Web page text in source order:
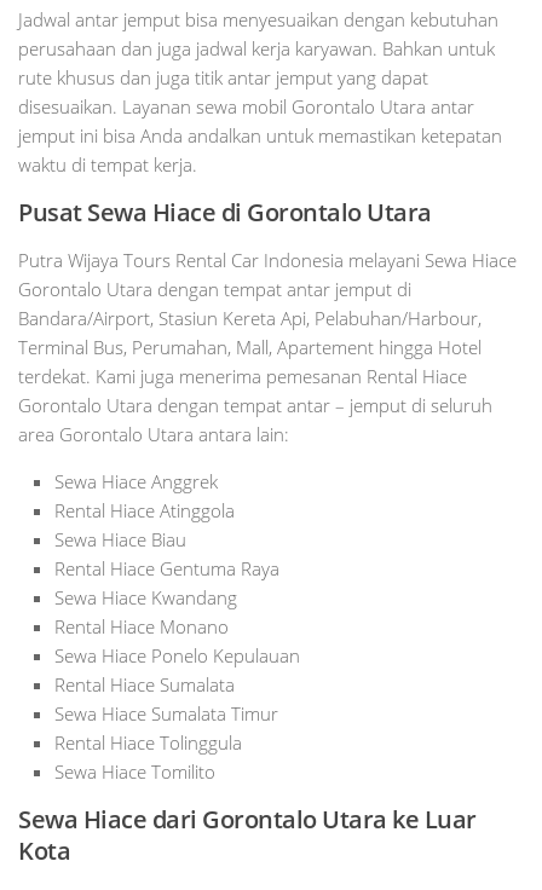
Jadwal antar jemput bisa menyesuaikan dengan kebutuhan
perusahaan dan juga jadwal kerja karyawan. Bahkan untuk
rute khusus dan juga titik antar jemput yang dapat
disesuaikan. Layanan sewa mobil Gorontalo Utara antar
jemput ini bisa Anda andalkan untuk memastikan ketepatan
waktu di tempat kerja.
Pusat Sewa Hiace di Gorontalo Utara
Putra Wijaya Tours Rental Car Indonesia melayani Sewa Hiace
Gorontalo Utara dengan tempat antar jemput di
Bandara/Airport, Stasiun Kereta Api, Pelabuhan/Harbour,
Terminal Bus, Perumahan, Mall, Apartement hingga Hotel
terdekat. Kami juga menerima pemesanan Rental Hiace
Gorontalo Utara dengan tempat antar – jemput di seluruh
area Gorontalo Utara antara lain:
Sewa Hiace Anggrek
Rental Hiace Atinggola
Sewa Hiace Biau
Rental Hiace Gentuma Raya
Sewa Hiace Kwandang
Rental Hiace Monano
Sewa Hiace Ponelo Kepulauan
Rental Hiace Sumalata
Sewa Hiace Sumalata Timur
Rental Hiace Tolinggula
Sewa Hiace Tomilito
Sewa Hiace dari Gorontalo Utara ke Luar
Kota